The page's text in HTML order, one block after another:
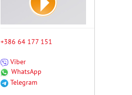
+386 64 177 151
Viber
WhatsApp
Telegram